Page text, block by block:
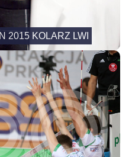
2015 KOLARZ LWI